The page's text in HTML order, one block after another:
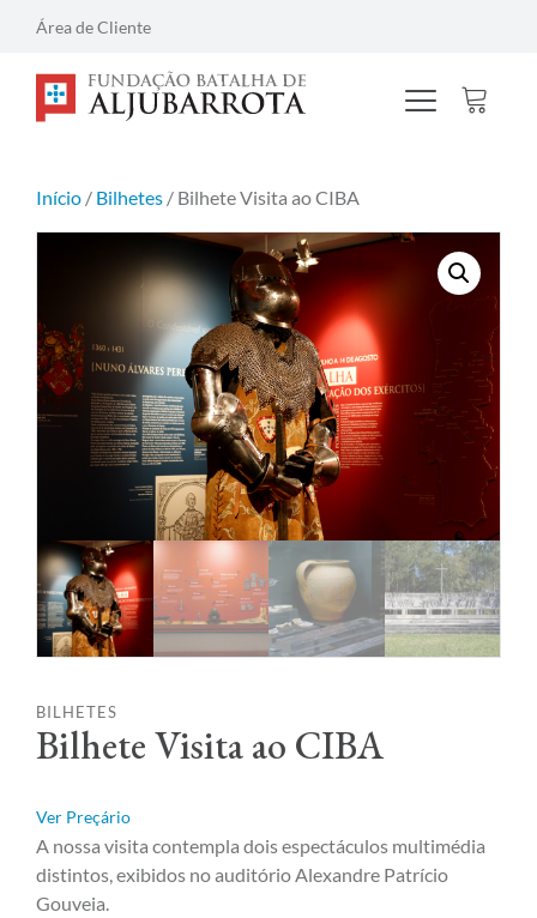
Área de Cliente
Início / Bilhetes / Bilhete Visita ao CIBA
BILHETES
Bilhete Visita ao CIBA
Ver Preçário
A nossa visita contempla dois espectáculos multimédia
distintos, exibidos no auditório Alexandre Patrício
Gouveia.